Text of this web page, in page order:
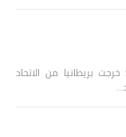
بريطانيا خارج الاتحاد الأوروبي Share خرجت بريطانيا من الاتحاد